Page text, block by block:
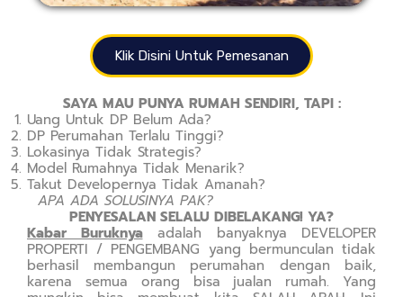
Klik Disini Untuk Pemesanan
SAYA MAU PUNYA RUMAH SENDIRI, TAPI :
Uang Untuk DP Belum Ada?
DP Perumahan Terlalu Tinggi?
Lokasinya Tidak Strategis?
Model Rumahnya Tidak Menarik?
Takut Developernya Tidak Amanah?
APA ADA SOLUSINYA PAK?
PENYESALAN SELALU DIBELAKANG! YA?
Kabar Buruknyaadalah banyaknya DEVELOPER
PROPERTI / PENGEMBANG yang bermunculan tidak
berhasil membangun perumahan dengan baik,
karena semua orang bisa jualan rumah. Yang